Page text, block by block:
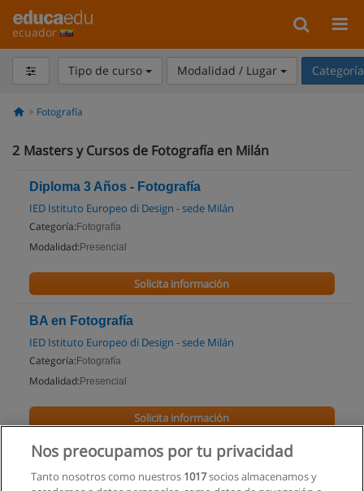
ecuador
Tipo de curso Modalidad / Lugar
Fotografía
2 Masters y Cursos de Fotografía en Milán
Diploma 3 Años - Fotografía
IED Istituto Europeo di Design - sede Milán
Categoría: Fotografía
Modalidad: Presencial
Solicita información
BA en Fotografía
IED Istituto Europeo di Design - sede Milán
Categoría: Fotografía
Modalidad: Presencial
Solicita información
Nos preocupamos por tu privacidad
Tanto nosotros como nuestros 1017socios almacenamos y